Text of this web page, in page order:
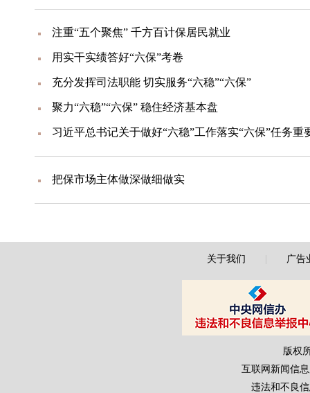
注重“五个聚焦” 千方百计保居民就业
用实干实绩答好“六保”考卷
充分发挥司法职能 切实服务“六稳”“六保”
聚力“六稳”“六保” 稳住经济基本盘
习近平总书记关于做好“六稳”工作落实“六保”任务重
把保市场主体做深做细做实
关于我们 广告
版权
互联网新闻信
违法和不良信